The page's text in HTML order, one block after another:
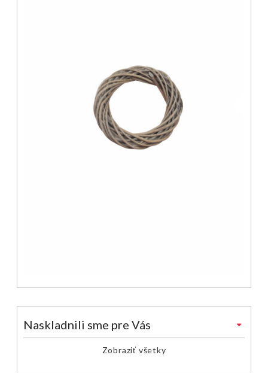
Naskladnili sme pre Vás
Zobraziť všetky